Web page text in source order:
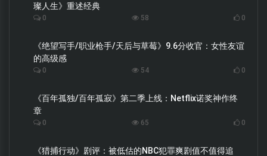
璨人生》重述经典
0 58 0
《绝望写手/职业枪手/天后与草莓》9.6分收官：女性友谊
的高级感
0 54 0
《百年孤独/百年孤寂》第二季上线：Netflix诺奖神作终
章
0 65 0
《猎捕行动》剧评：被低估的NBC犯罪爽剧值不值得追